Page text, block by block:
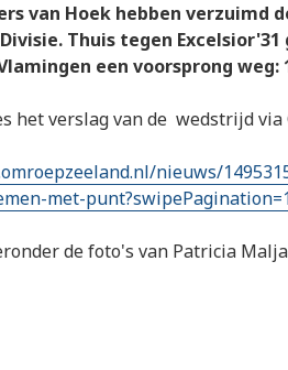
van Hoek hebben verzuimd
Thuis tegen
een voorsprong weg:
het verslag van de wedstrijd via
nieuws/
met-
de foto's van Patricia